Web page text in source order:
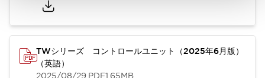
TWシリーズ コントロールユニット（2025年6月版）
（英語）
2025/08/29.PDF1.65MB